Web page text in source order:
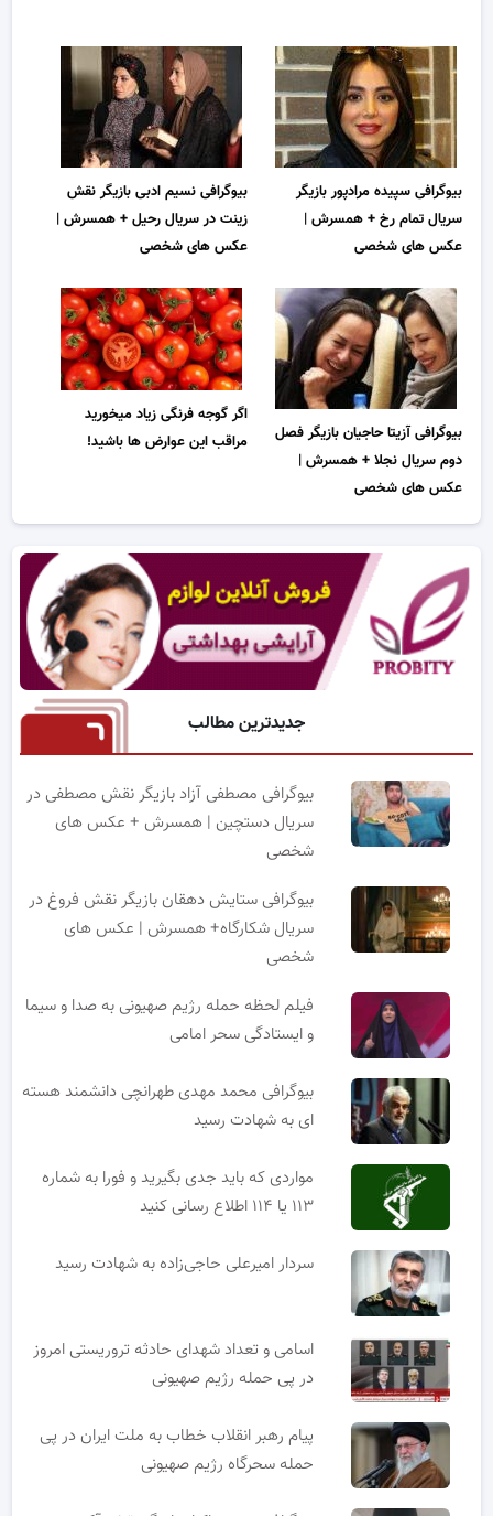
بیوگرافی سپیده مرادپور بازیگر
سریال تمام رخ + همسرش |
عکس های شخصی
بیوگرافی نسیم ادبی بازیگر نقش
زینت در سریال رحیل + همسرش |
عکس های شخصی
بیوگرافی آزیتا حاجیان بازیگر فصل
دوم سریال نجلا + همسرش |
عکس های شخصی
اگر گوجه فرنگی زیاد میخورید
مراقب این عوارض ها باشید!
جدیدترین مطالب
بیوگرافی مصطفی آزاد بازیگر نقش مصطفی در
سریال دستچین | همسرش + عکس های
شخصی
بیوگرافی ستایش دهقان بازیگر نقش فروغ در
سریال شکارگاه+ همسرش | عکس های
شخصی
فیلم لحظه حمله رژیم صهیونی به صدا و سیما
و ایستادگی سحر امامی
بیوگرافی محمد مهدی طهرانچی دانشمند هسته
ای به شهادت رسید
مواردی که باید جدی بگیرید و فورا به شماره
۱۱۳ یا ۱۱۴ اطلاع رسانی کنید
سردار امیرعلی حاجی‌زاده به شهادت رسید
اسامی و تعداد شهدای حادثه تروریستی امروز
در پی حمله رژیم صهیونی
پیام رهبر انقلاب خطاب به ملت ایران در پی
حمله سحرگاه رژیم صهیونی